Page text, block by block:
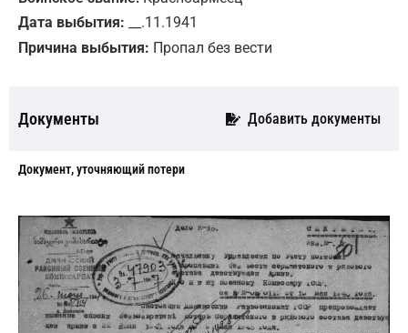
Дата выбытия: __.11.1941
Причина выбытия: Пропал без вести
Документы Добавить документы
Документ, уточняющий потери